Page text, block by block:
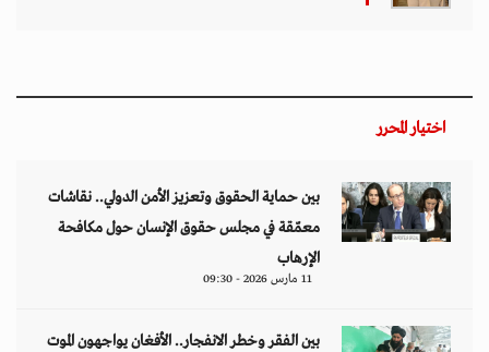
اختيار المحرر
بين حماية الحقوق وتعزيز الأمن الدولي.. نقاشات
معمّقة في مجلس حقوق الإنسان حول مكافحة
الإرهاب
11 مارس 2026 - 09:30
بين الفقر وخطر الانفجار.. الأفغان يواجهون الموت